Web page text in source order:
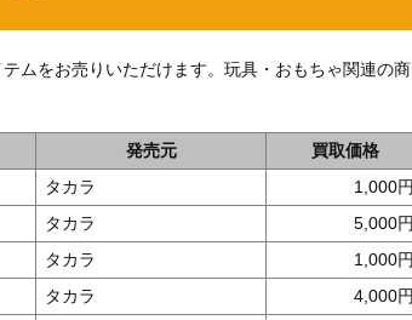
ムをお売りいただけます。玩具・おもちゃ関連の商
発売元
買取価格
タカラ
1,000
タカラ
5,000
タカラ
1,000
タカラ
4,000